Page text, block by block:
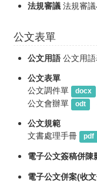
法規審議 法規審
公文表單
公文用語 公文用
公文表單
公文調件單
docx
公文會辦單 odt
公文規範
文書處理手冊
pdf
電子公文簽稿併陳
電子公文併案(收